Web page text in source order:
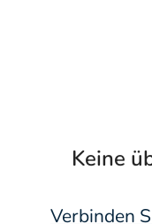
Keine
Verbinden